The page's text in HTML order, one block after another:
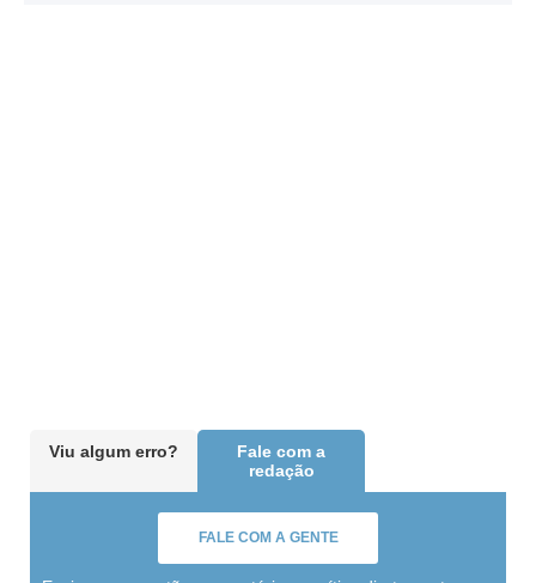
Viu algum erro?
Fale com a
redação
FALE COM A GENTE